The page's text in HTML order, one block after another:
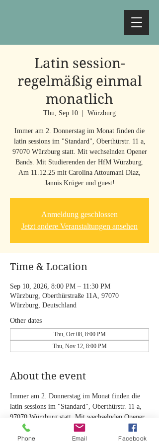
Latin session-
regelmäßig einmal
monatlich
Thu, Sep 10 Würzburg
Immer am 2. Donnerstag im Monat finden die
latin sessions im "Standard", Oberthürstr. 11 a,
97070 Würzburg statt. Mit wechselnden Opener
Bands. Mit Studierenden der HfM Würzburg.
Am 11.12.25 mit Carolina Attoumani Diaz,
Jannis Krüger und guest!
Anmeldung geschlossen
Jetzt andere Veranstaltungen ansehen
Time & Location
Sep 10, 2026, 8:00 PM – 11:30 PM
Würzburg, Oberthürstraße 11A, 97070
Würzburg, Deutschland
Other dates
Thu, Oct 08, 8:00 PM
Thu, Nov 12, 8:00 PM
About the event
Immer am 2. Donnerstag im Monat finden die
latin sessions im "Standard", Oberthürstr. 11 a,
97070 Würzburg statt. Mit wechselnden Opener
Bands. Mit Studierenden der HfM Würzburg.
Eintritt: 3 €! Spenden für die Musiker erbeten!
Phone Email Facebook